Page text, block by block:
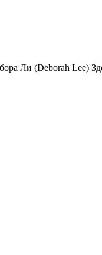
Ли (Deborah Lee)